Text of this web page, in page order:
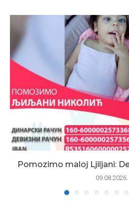
Pomozimo maloj Ljiljani:
09.08.2026.